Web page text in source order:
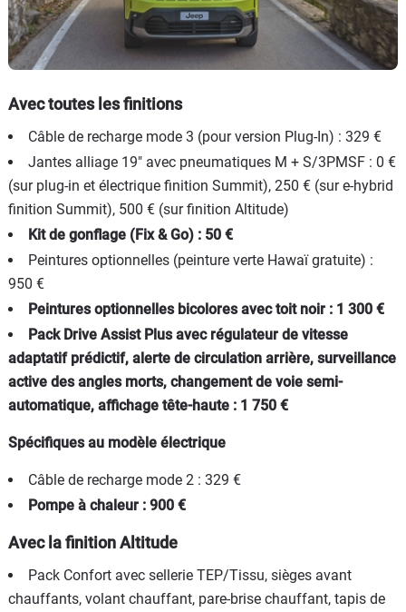
Avec toutes les finitions
Câble de recharge mode 3 (pour version Plug-In) : 329 €
Jantes alliage 19" avec pneumatiques M + S/3PMSF : 0 €
(sur plug-in et électrique finition Summit), 250 € (sur e-hybrid
finition Summit), 500 € (sur finition Altitude)
Kit de gonflage (Fix & Go) : 50 €
Peintures optionnelles (peinture verte Hawaï gratuite) :
950 €
Peintures optionnelles bicolores avec toit noir : 1 300 €
Pack Drive Assist Plus avec régulateur de vitesse
adaptatif prédictif, alerte de circulation arrière, surveillance
active des angles morts, changement de voie semi-
automatique, affichage tête-haute : 1 750 €
Spécifiques au modèle électrique
Câble de recharge mode 2 : 329 €
Pompe à chaleur : 900 €
Avec la finition Altitude
Pack Confort avec sellerie TEP/Tissu, sièges avant
chauffants, volant chauffant, pare-brise chauffant, tapis de